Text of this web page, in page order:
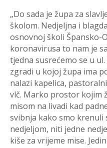
„Do sada je župa za
školom. Nedjeljna i
osnovnoj školi Špansko-
koronavirusa to nam je
tjedna susrećemo se u
zgradi u kojoj župa ima
nalazi kapelica,
vlč. Marko prostor kojim
misom na livadi kad
svibnja kako smo krenuli
nedjeljom, niti jedne
kiše za vrijeme mise.